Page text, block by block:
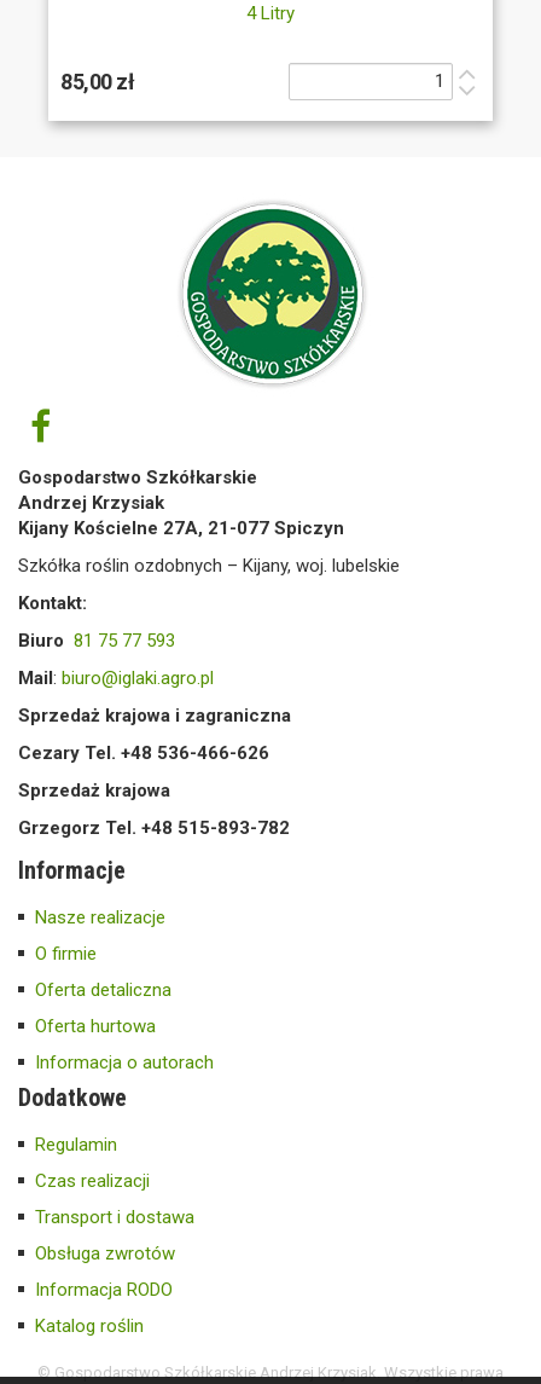
4 Litry
85,00 zł
Gospodarstwo Szkółkarskie
Andrzej Krzysiak
Kijany Kościelne 27A, 21-077 Spiczyn
Szkółka roślin ozdobnych – Kijany, woj. lubelskie
Kontakt:
Biuro 81 75 77 593
Mail: biuro@iglaki.agro.pl
Sprzedaż krajowa i zagraniczna
Cezary Tel. +48 536-466-626
Sprzedaż krajowa
Grzegorz Tel. +48 515-893-782
Informacje
Nasze realizacje
O firmie
Oferta detaliczna
Oferta hurtowa
Informacja o autorach
Dodatkowe
Regulamin
Czas realizacji
Transport i dostawa
Obsługa zwrotów
Informacja RODO
Katalog roślin
© Gospodarstwo Szkółkarskie Andrzej Krzysiak. Wszystkie prawa